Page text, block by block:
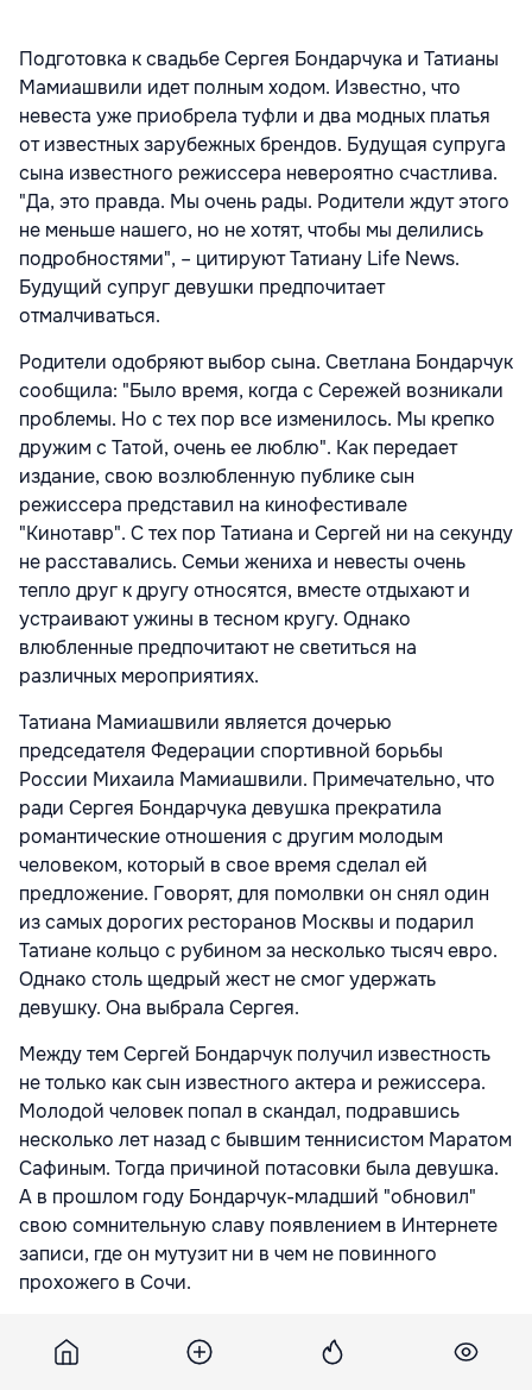
Подготовка к свадьбе Сергея Бондарчука и Татианы
Мамиашвили идет полным ходом. Известно, что
невеста уже приобрела туфли и два модных платья
от известных зарубежных брендов. Будущая супруга
сына известного режиссера невероятно счастлива.
"Да, это правда. Мы очень рады. Родители ждут этого
не меньше нашего, но не хотят, чтобы мы делились
подробностями", – цитируют Татиану Life News.
Будущий супруг девушки предпочитает
отмалчиваться.
Родители одобряют выбор сына. Светлана Бондарчук
сообщила: "Было время, когда с Сережей возникали
проблемы. Но с тех пор все изменилось. Мы крепко
дружим с Татой, очень ее люблю". Как передает
издание, свою возлюбленную публике сын
режиссера представил на кинофестивале
"Кинотавр". С тех пор Татиана и Сергей ни на секунду
не расставались. Семьи жениха и невесты очень
тепло друг к другу относятся, вместе отдыхают и
устраивают ужины в тесном кругу. Однако
влюбленные предпочитают не светиться на
различных мероприятиях.
Татиана Мамиашвили является дочерью
председателя Федерации спортивной борьбы
России Михаила Мамиашвили. Примечательно, что
ради Сергея Бондарчука девушка прекратила
романтические отношения с другим молодым
человеком, который в свое время сделал ей
предложение. Говорят, для помолвки он снял один
из самых дорогих ресторанов Москвы и подарил
Татиане кольцо с рубином за несколько тысяч евро.
Однако столь щедрый жест не смог удержать
девушку. Она выбрала Сергея.
Между тем Сергей Бондарчук получил известность
не только как сын известного актера и режиссера.
Молодой человек попал в скандал, подравшись
несколько лет назад с бывшим теннисистом Маратом
Сафиным. Тогда причиной потасовки была девушка.
А в прошлом году Бондарчук-младший "обновил"
свою сомнительную славу появлением в Интернете
записи, где он мутузит ни в чем не повинного
прохожего в Сочи.
сына: "Я как отец приношу извинения. Драка